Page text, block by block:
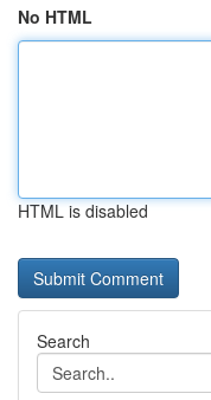
No HTML
HTML is disabled
Search